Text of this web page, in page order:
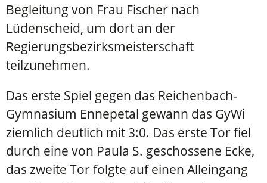
Begleitung von Frau Fischer nach
Lüdenscheid, um dort an der
Regierungsbezirksmeisterschaft
teilzunehmen.
Das erste Spiel gegen das Reichenbach-
Gymnasium Ennepetal gewann das GyWi
ziemlich deutlich mit 3:0. Das erste Tor fiel
durch eine von Paula S. geschossene Ecke,
das zweite Tor folgte auf einen Alleingang